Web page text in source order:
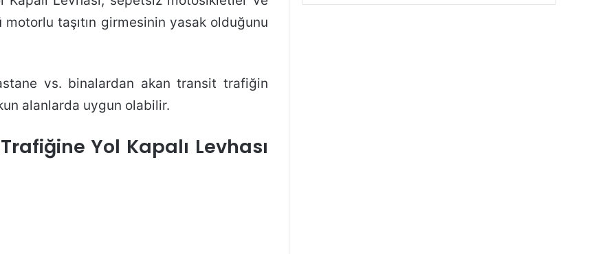
taşıtın girmesinin yasak olduğunu
vs. binalardan akan transit trafiğin
alanlarda uygun olabilir.
Yol Kapalı Levhası